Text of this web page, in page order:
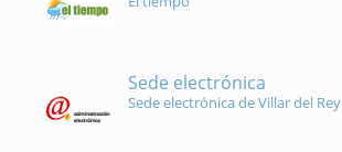
Sede electrónica
Sede electrónica de Villar del Rey